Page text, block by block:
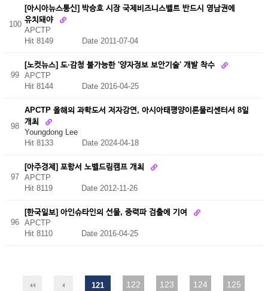
100
[아시아뉴스통신] 박승호 시장 국제비즈니스벨트 반드시 영남권에
유치돼야
APCTP
Hit 8149 Date 2011-07-04
99
[노컷뉴스] 도·감청 불가능한 '양자정보 보안기술' 개발 착수
APCTP
Hit 8144
Date 2016-04-25
98
APCTP 올해의 과학도서 저자강연, 아시아태평양이론물리센터서 8일
개최
Youngdong Lee
Hit 8133 Date 2024-04-18
97
[아주경제] 포항서 노벨드림캠프 개최
APCTP
Hit 8119
Date 2012-11-26
96
[한국일보] 아인슈타인의 선물, 중력파 검출에 기여
APCTP
Hit 8110
Date 2016-04-25
121 122 123 124
125